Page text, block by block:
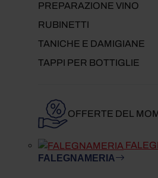
PREPARAZIONE VINO
RUBINETTI
TANICHE E DAMIGIANE
TAPPI PER BOTTIGLIE
OFFERTE DEL
FALEGNAMERIA